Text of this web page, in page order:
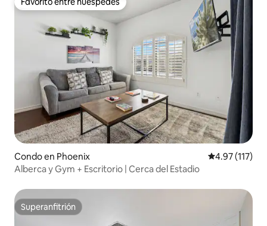
Favorito entre huéspedes
Condo en Phoenix Calificación
4.97 (117)
Alberca y Gym + Escritorio | Cerca del Estadio
Superanfitrión
Superanfitrión